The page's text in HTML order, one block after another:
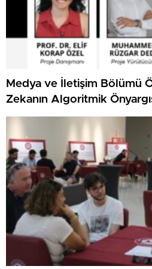
Medya ve İletişim Bölümü
Zekanın Algoritmik
Farkındalık Düzeylerini